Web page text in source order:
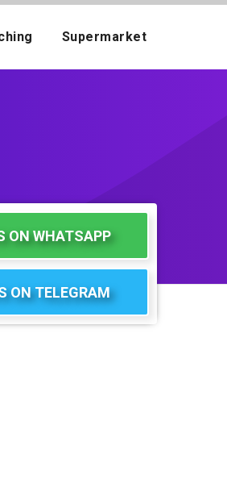
Supermarket
ON WHATSAPP
ON TELEGRAM